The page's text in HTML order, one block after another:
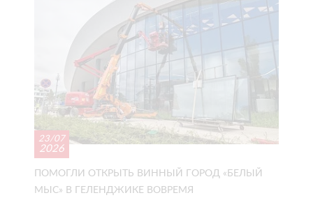
23/07
2026
ПОМОГЛИ ОТКРЫТЬ ВИННЫЙ ГОРОД «БЕЛЫЙ
МЫС» В ГЕЛЕНДЖИКЕ ВОВРЕМЯ